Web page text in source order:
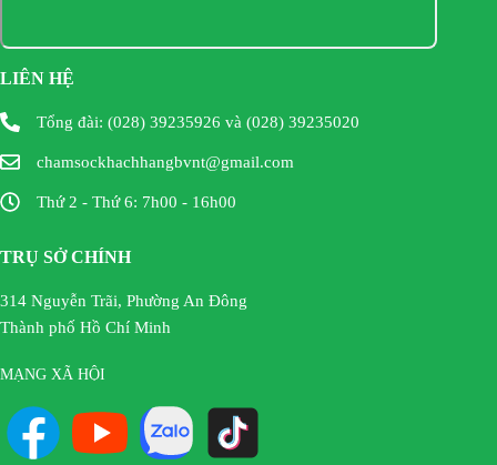
LIÊN HỆ
Tổng đài: (028) 39235926 và (028) 39235020
chamsockhachhangbvnt@gmail.com
Thứ 2 - Thứ 6: 7h00 - 16h00
TRỤ SỞ CHÍNH
314 Nguyễn Trãi, Phường An Đông
Thành phố Hồ Chí Minh
MẠNG XÃ HỘI